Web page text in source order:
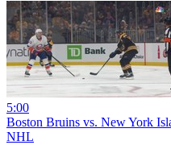
5:00
Boston Bruins vs. New York
NHL